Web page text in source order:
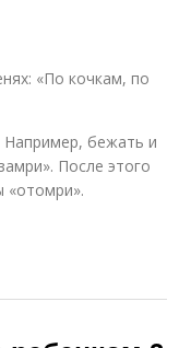
«По кочкам, по
Например, бежать и
После этого
«отомри».